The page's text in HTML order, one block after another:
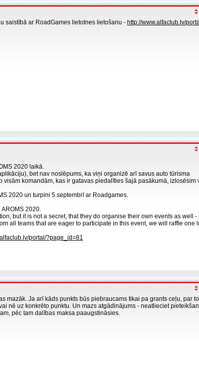
saistībā ar RoadGames lietotnes lietošanu - http://www.alfaclub.lv/
2020 laikā.
bet nav noslēpums, ka viņi organizē arī savus auto tūrisma
komandām, kas ir gatavas piedalīties šajā pasākumā, izlosēsim
2020 un turpini 5.septembrī ar Roadgames.
2020.
but it is not a secret, that they do organise their own events as well -
all teams that are eager to participate in this event, we will raffle one
portal/?page_id=81
mazāk. Ja arī kāds punkts būs piebraucams tikai pa grants ceļu, par
nē uz konkrēto punktu. Un mazs atgādinājums - neatlieciet
pēc tam dalības maksa paaugstināsies.